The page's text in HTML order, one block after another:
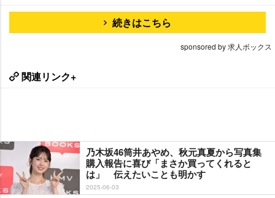
続きはこちら
sponsored by 求人ボックス
関連リンク+
乃木坂46筒井あやめ、秋元真夏から写真集
購入報告に喜び「まさか買ってくれると
は」 伝えたいことも明かす
2025-06-03